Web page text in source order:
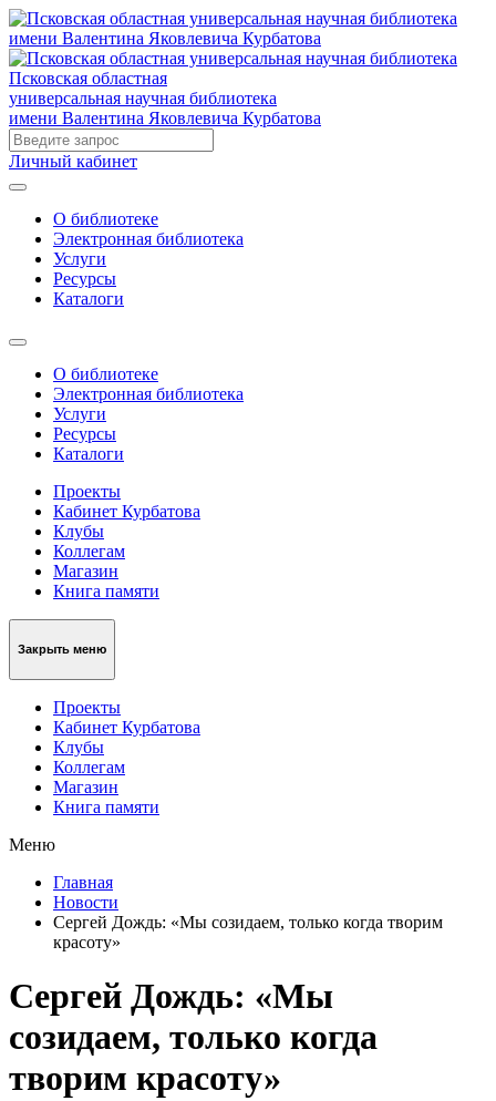
Псковская областная
универсальная научная библиотека
имени Валентина Яковлевича Курбатова
Личный кабинет
О библиотеке
Электронная библиотека
Услуги
Ресурсы
Каталоги
О библиотеке
Электронная библиотека
Услуги
Ресурсы
Каталоги
Проекты
Кабинет Курбатова
Клубы
Коллегам
Магазин
Книга памяти
Закрыть меню
Проекты
Кабинет Курбатова
Клубы
Коллегам
Магазин
Книга памяти
Меню
Главная
Новости
Сергей Дождь: «Мы созидаем, только когда творим
красоту»
Сергей Дождь: «Мы
созидаем, только когда
творим красоту»